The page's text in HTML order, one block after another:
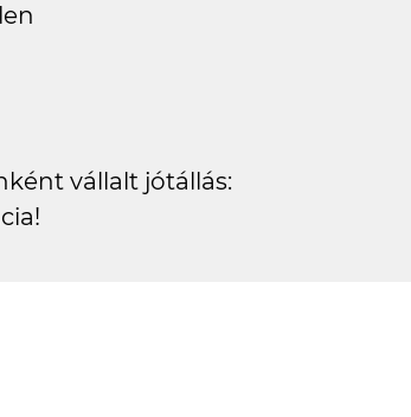
vállalt jótállás: